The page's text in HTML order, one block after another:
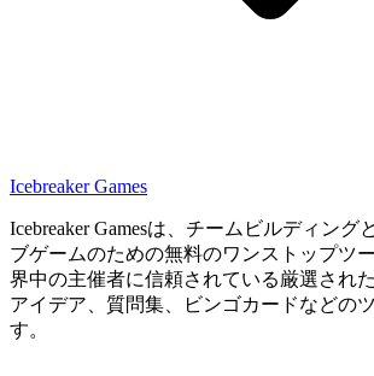
Icebreaker Games
Icebreaker Gamesは、チームビルディング
ブゲームのための無料のワンストップツ
界中の主催者に信頼されている厳選され
アイデア、質問集、ビンゴカードなどの
す。